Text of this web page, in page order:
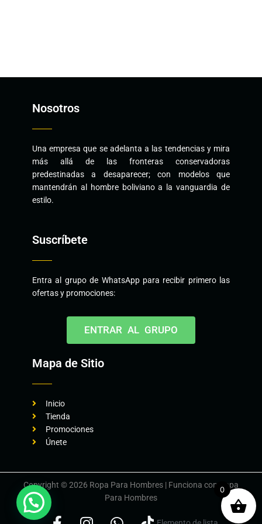
Nosotros
Una empresa que se adelanta a las tendencias y mira
más allá de las fronteras conservadoras
predestinadas a desaparecer; con modelos que
mantendrán al hombre boliviano a la vanguardia de
estilo.
Suscríbete
Entra al grupo de WhatsApp para recibir primero las
ofertas y promociones:
ENTRAR AL GRUPO
Mapa de Sitio
Inicio
Tienda
Promociones
Únete
Copyright © 2026 Ropa Para Hombres | Funciona con Ropa
Para Hombres
0